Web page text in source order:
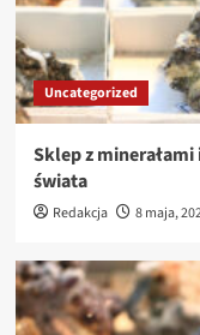
Uncategorized
Sklep z minerałami
świata
Redakcja 8 maja,